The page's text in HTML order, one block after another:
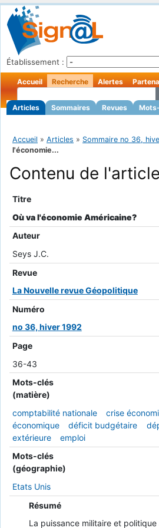
Établissement :
Accueil Recherche
Articles Sommaires Revues
Alertes
Accueil » Articles » Sommaire no 36,
l'économie...
Contenu de l'article
Titre
Où va l'économie Américaine?
Auteur
Seys J.C.
Revue
La Nouvelle revue Géopolitique
Numéro
no 36, hiver 1992
Page
36-43
Mots-clés
(matière)
comptabilité nationale
crise
économique
déficit budgétaire
extérieure
emploi
Mots-clés
(géographie)
Etats Unis
Résumé
La puissance militaire et